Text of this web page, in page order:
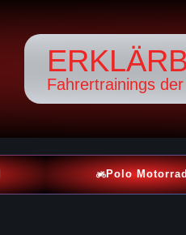
Fahrertrainings
Polo Motorrad